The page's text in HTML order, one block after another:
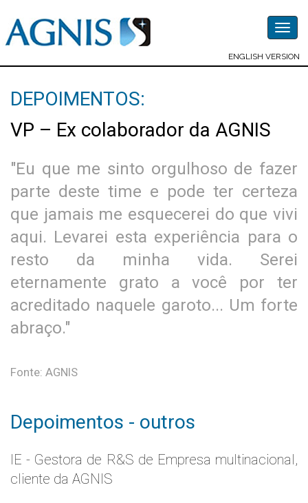
ENGLISH VERSION
DEPOIMENTOS:
VP – Ex colaborador da AGNIS
"Eu que me sinto orgulhoso de fazer
parte deste time e pode ter certeza
que jamais me esquecerei do que vivi
aqui. Levarei esta experiência para o
resto da minha vida. Serei
eternamente grato a você por ter
acreditado naquele garoto... Um forte
abraço."
Fonte: AGNIS
Depoimentos - outros
IE - Gestora de R&S de Empresa multinacional,
cliente da AGNIS